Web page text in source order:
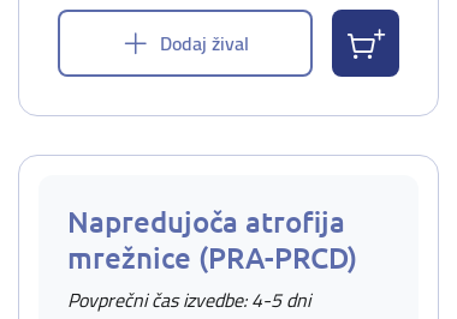
Dodaj žival
Napredujoča atrofija
mrežnice (PRA-PRCD)
Povprečni čas izvedbe: 4-5 dni